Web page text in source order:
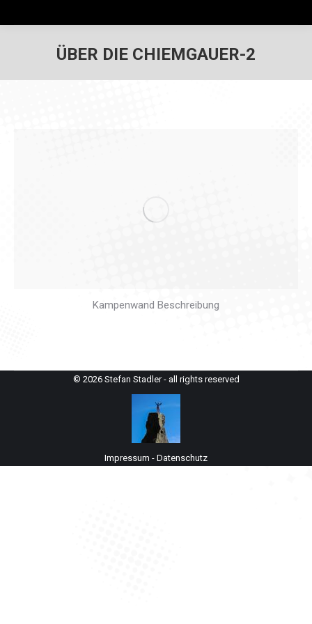
ÜBER DIE CHIEMGAUER-2
Kampenwand Beschreibung
© 2026 Stefan Stadler - all rights reserved
Impressum - Datenschutz